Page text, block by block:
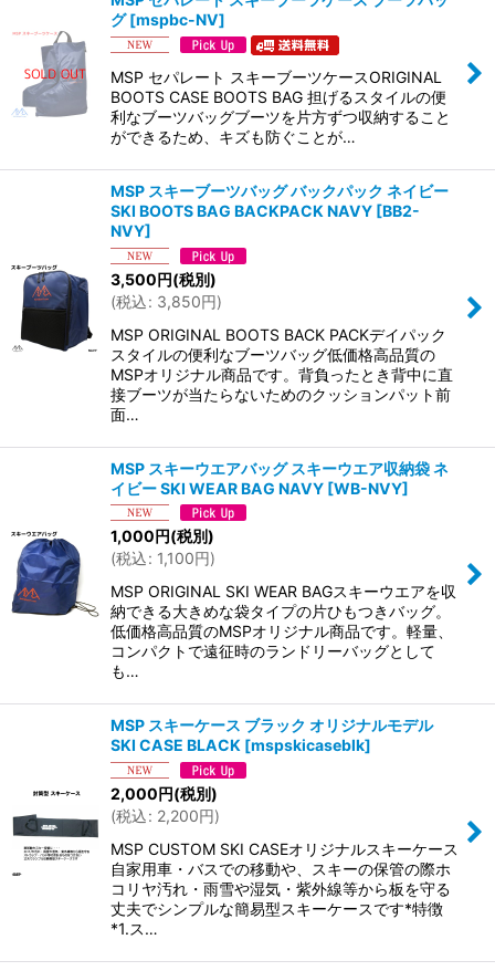
グ [mspbc-NV]
MSP セパレート スキーブーツケースORIGINAL
BOOTS CASE BOOTS BAG 担げるスタイルの便
利なブーツバッグブーツを片方ずつ収納すること
ができるため、キズも防ぐことが…
MSP スキーブーツバッグ バックパック ネイビー
SKI BOOTS BAG BACKPACK NAVY [BB2-
NVY]
3,500円(税別)
(税込: 3,850円)
MSP ORIGINAL BOOTS BACK PACKデイパック
スタイルの便利なブーツバッグ低価格高品質の
MSPオリジナル商品です。背負ったとき背中に直
接ブーツが当たらないためのクッションパット前
面…
MSP スキーウエアバッグ スキーウエア収納袋 ネ
イビー SKI WEAR BAG NAVY [WB-NVY]
1,000円(税別)
(税込: 1,100円)
MSP ORIGINAL SKI WEAR BAGスキーウエアを収
納できる大きめな袋タイプの片ひもつきバッグ。
低価格高品質のMSPオリジナル商品です。軽量、
コンパクトで遠征時のランドリーバッグとして
も…
MSP スキーケース ブラック オリジナルモデル
SKI CASE BLACK [mspskicaseblk]
2,000円(税別)
(税込: 2,200円)
MSP CUSTOM SKI CASEオリジナルスキーケース
自家用車・バスでの移動や、スキーの保管の際ホ
コリヤ汚れ・雨雪や湿気・紫外線等から板を守る
丈夫でシンプルな簡易型スキーケースです*特徴
*1.ス…